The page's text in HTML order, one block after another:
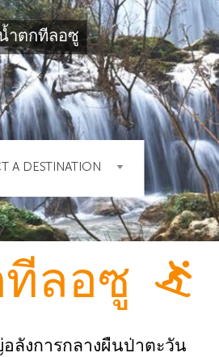
ำตกทีลอซู
A DESTINATION
ลอซู
ลังการกลางผืนป่าตะวัน